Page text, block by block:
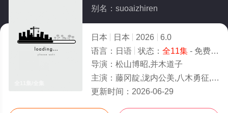
别名：suoaizhiren
日本 日本 2026
6.0
语言： 日语 状态： 全11集- 免费在线观看
导演： 松山博昭,并木道子
主演： 藤冈靛,泷内公美,八木勇征,纲启永,安齐星来,川床明日香,草川拓弥,山口纱弥加,上川拓郎,小松
更新时间： 2026-06-29